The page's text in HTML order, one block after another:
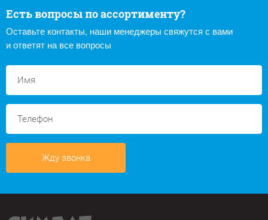
Есть вопросы по ассортименту?
Оставьте контакты, наши менеджеры свяжутся с вами
и ответят на все вопросы
Жду звонка